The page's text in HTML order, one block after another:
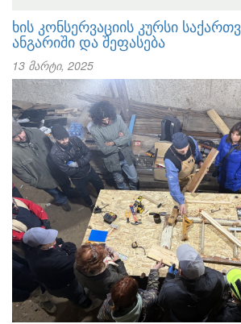
ხის კონსერვაციის კურსი
ანგარიში და შეფასება
13 მარტი, 2025